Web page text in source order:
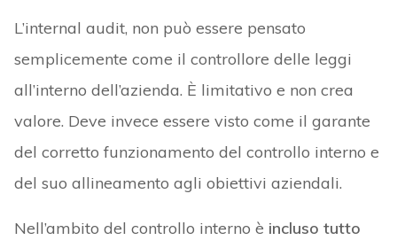
L’internal audit, non può essere pensato
semplicemente come il controllore delle leggi
all’interno dell’azienda. È limitativo e non crea
valore. Deve invece essere visto come il garante
del corretto funzionamento del controllo interno e
del suo allineamento agli obiettivi aziendali.
Nell’ambito del controllo interno è incluso tutto